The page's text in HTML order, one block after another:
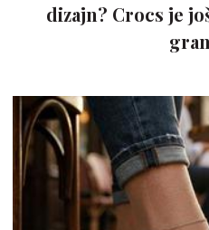
dizajn? Crocs je